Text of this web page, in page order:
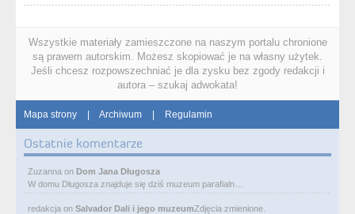
Wszystkie materiały zamieszczone na naszym portalu chronione
są prawem autorskim. Możesz skopiować je na własny użytek.
Jeśli chcesz rozpowszechniać je dla zysku bez zgody redakcji i
autora – szukaj adwokata!
Mapa strony | Archiwum | Regulamin
Ostatnie komentarze
Zuzanna on Dom Jana Długosza
W domu Długosza znajduje się dziś muzeum parafialn…
redakcja on Salvador Dali i jego muzeumZdjęcia zmienione.